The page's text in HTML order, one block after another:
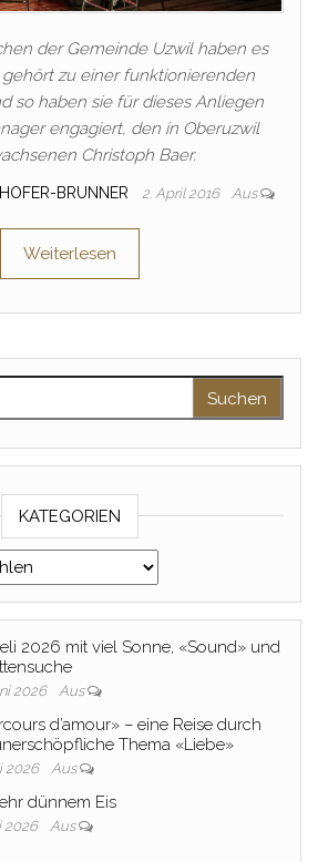
der Gemeinde Uzwil haben es
zu einer funktionierenden
so haben sie für dieses Anliegen
engagiert, den in Oberuzwil
Christoph Baer.
BRUNNER 2. April 2016 Aus
Weiterlesen
KATEGORIEN
2026 mit viel Sonne, «Sound» und
2026 Aus
d’amour» – eine Reise durch
Thema «Liebe»
2026 Aus
dünnem Eis
2026 Aus